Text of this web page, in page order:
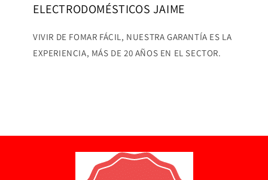
ELECTRODOMÉSTICOS JAIME
VIVIR DE FOMAR FÁCIL, NUESTRA GARANTÍA ES LA
EXPERIENCIA, MÁS DE 20 AÑOS EN EL SECTOR.